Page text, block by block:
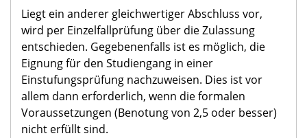
Liegt ein anderer gleichwertiger Abschluss vor,
wird per Einzelfallprüfung über die Zulassung
entschieden. Gegebenenfalls ist es möglich, die
Eignung für den Studiengang in einer
Einstufungsprüfung nachzuweisen. Dies ist vor
allem dann erforderlich, wenn die formalen
Voraussetzungen (Benotung von 2,5 oder besser)
nicht erfüllt sind.